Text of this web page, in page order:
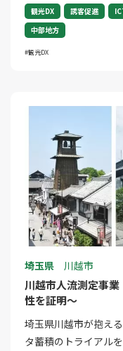
観光DX 誘客促進
中部地方
観光DX
埼玉県 川越市
川越市人流測定事
性を証明～
埼玉県川越市が抱え
タ蓄積のトライアル